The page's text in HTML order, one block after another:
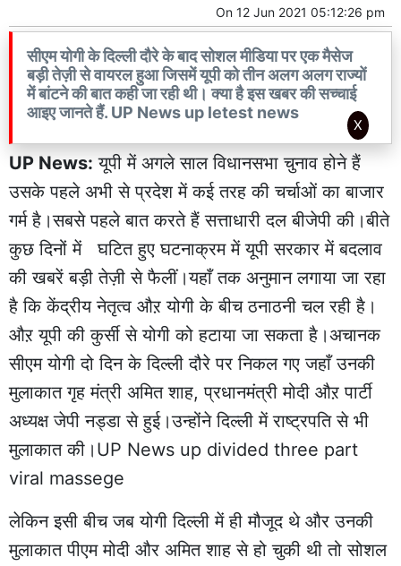
On 12 Jun 2021 05:12:26 pm
सीएम योगी के दिल्ली दौरे के बाद सोशल मीडिया पर एक मैसेज
बड़ी तेज़ी से वायरल हुआ जिसमें यूपी को तीन अलग अलग राज्यों
में बांटने की बात कही जा रही थी। क्या है इस खबर की सच्चाई
आइए जानते हैं. UP News up letest news
UP News: यूपी में अगले साल विधानसभा चुनाव होने हैं
उसके पहले अभी से प्रदेश में कई तरह की चर्चाओं का बाजार
गर्म है।सबसे पहले बात करते हैं सत्ताधारी दल बीजेपी की।बीते
कुछ दिनों में घटित हुए घटनाक्रम में यूपी सरकार में बदलाव
की खबरें बड़ी तेज़ी से फैलीं।यहाँ तक अनुमान लगाया जा रहा
है कि केंद्रीय नेतृत्व औऱ योगी के बीच ठनाठनी चल रही है।
औऱ यूपी की कुर्सी से योगी को हटाया जा सकता है।अचानक
सीएम योगी दो दिन के दिल्ली दौरे पर निकल गए जहाँ उनकी
मुलाकात गृह मंत्री अमित शाह, प्रधानमंत्री मोदी औऱ पार्टी
अध्यक्ष जेपी नड्डा से हुई।उन्होंने दिल्ली में राष्ट्रपति से भी
मुलाकात की।UP News up divided three part
viral massege
लेकिन इसी बीच जब योगी दिल्ली में ही मौजूद थे और उनकी
मुलाकात पीएम मोदी और अमित शाह से हो चुकी थी तो सोशल
X